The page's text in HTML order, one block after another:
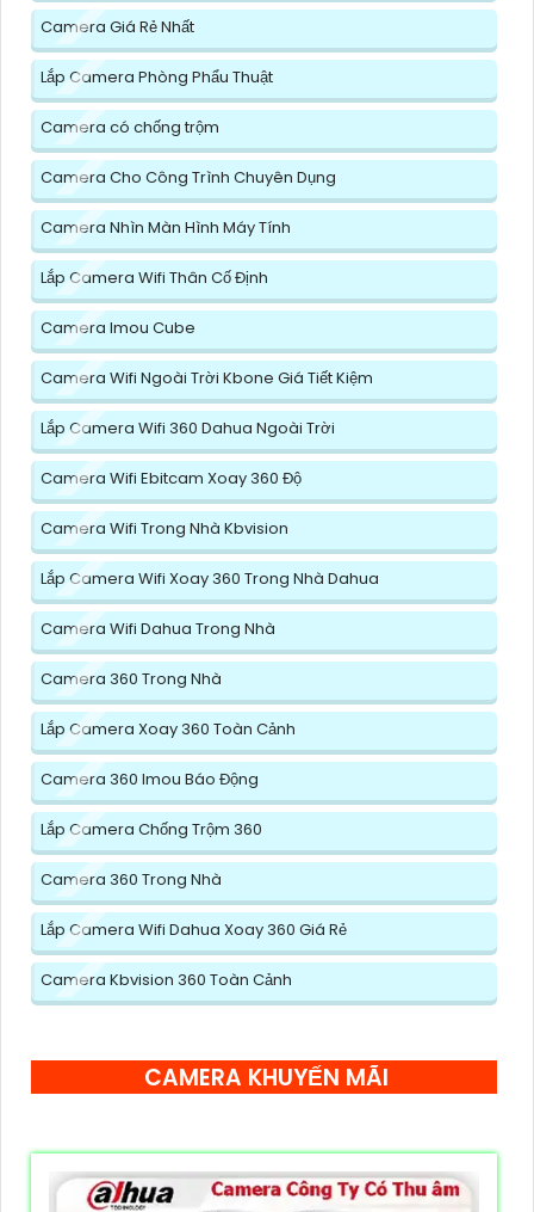
Camera Giá Rẻ Nhất
Lắp Camera Phòng Phẩu Thuật
Camera có chống trộm
Camera Cho Công Trình Chuyên Dụng
Camera Nhìn Màn Hình Máy Tính
Lắp Camera Wifi Thân Cố Định
Camera Imou Cube
Camera Wifi Ngoài Trời Kbone Giá Tiết Kiệm
Lắp Camera Wifi 360 Dahua Ngoài Trời
Camera Wifi Ebitcam Xoay 360 Độ
Camera Wifi Trong Nhà Kbvision
Lắp Camera Wifi Xoay 360 Trong Nhà Dahua
Camera Wifi Dahua Trong Nhà
Camera 360 Trong Nhà
Lắp Camera Xoay 360 Toàn Cảnh
Camera 360 Imou Báo Động
Lắp Camera Chống Trộm 360
Camera 360 Trong Nhà
Lắp Camera Wifi Dahua Xoay 360 Giá Rẻ
Camera Kbvision 360 Toàn Cảnh
CAMERA KHUYẾN MÃI